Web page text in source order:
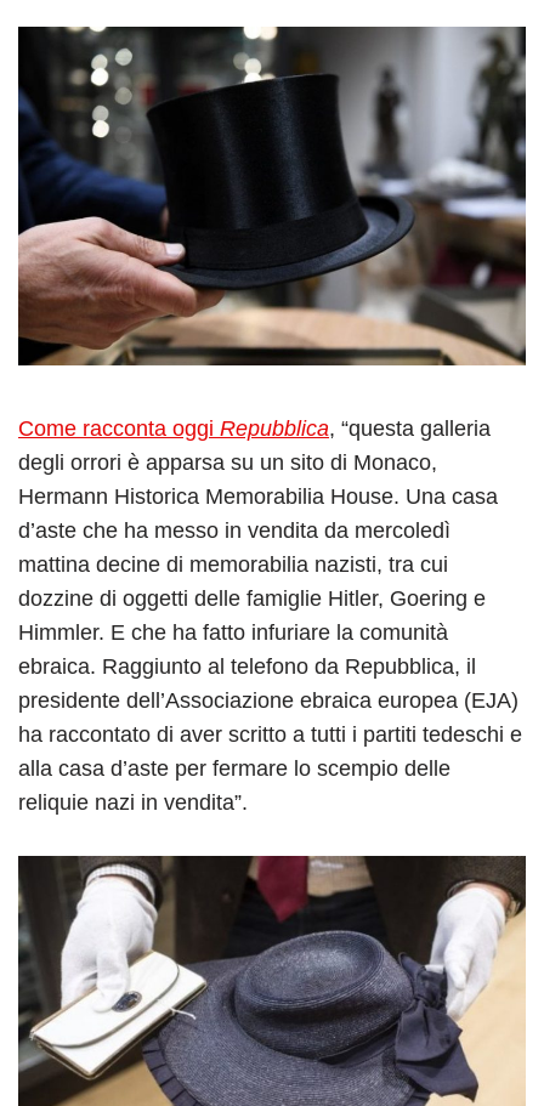
Come racconta oggi Repubblica, “questa galleria
degli orrori è apparsa su un sito di Monaco,
Hermann Historica Memorabilia House. Una casa
d’aste che ha messo in vendita da mercoledì
mattina decine di memorabilia nazisti, tra cui
dozzine di oggetti delle famiglie Hitler, Goering e
Himmler. E che ha fatto infuriare la comunità
ebraica. Raggiunto al telefono da Repubblica, il
presidente dell’Associazione ebraica europea (EJA)
ha raccontato di aver scritto a tutti i partiti tedeschi e
alla casa d’aste per fermare lo scempio delle
reliquie nazi in vendita”.